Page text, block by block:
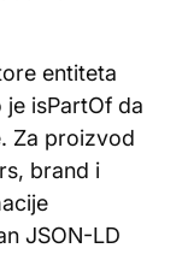
entiteta
isPartOf da
Za proizvod
brand i
JSON-LD